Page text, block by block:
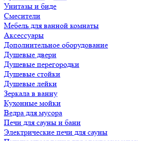
Унитазы и биде
Смесители
Мебель для ванной комнаты
Аксессуары
Дополнительное оборудование
Душевые двери
Душевые перегородки
Душевые стойки
Душевые лейки
Зеркала в ванну
Кухонные мойки
Ведра для мусора
Печи для сауны и бани
Электрические печи для сауны